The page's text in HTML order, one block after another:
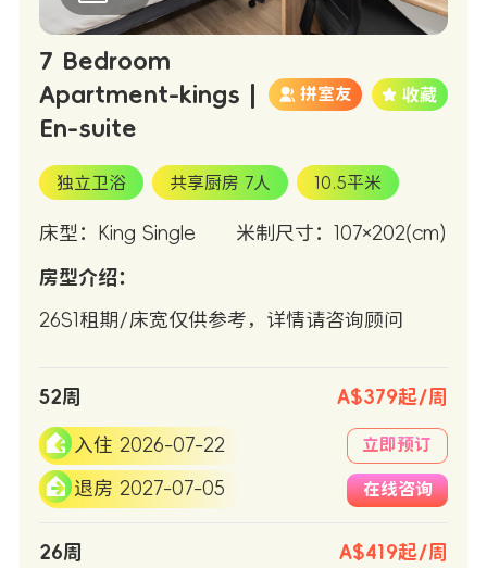
7 Bedroom
Apartment-kings |
En-suite
拼室友
独立卫浴 共享厨房 7人 10.5平米
床型：King Single 米制尺寸：107×202(cm)
房型介绍：
26S1租期/床宽仅供参考，详情请咨询顾问
52周 A$379起/周
入住 2026-07-22
退房 2027-07-05
立即预订
在线咨询
26周 A$419起/周